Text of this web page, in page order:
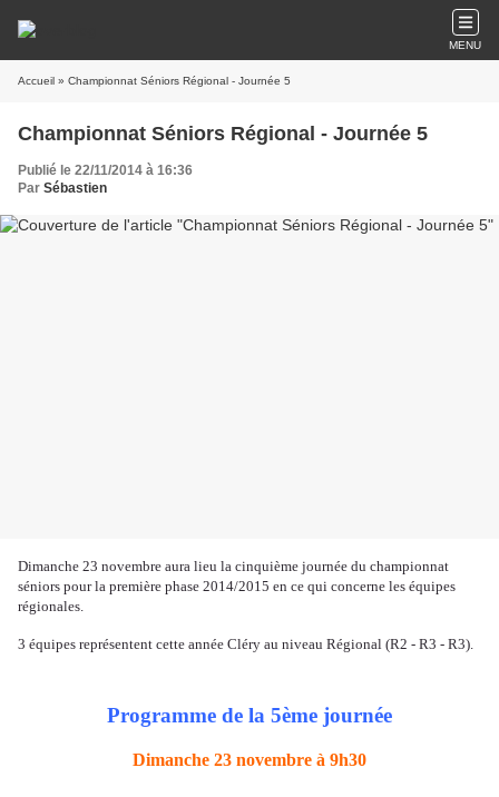
MENU
Accueil » Championnat Séniors Régional - Journée 5
Championnat Séniors Régional - Journée 5
Publié le 22/11/2014 à 16:36
Par Sébastien
Dimanche 23 novembre aura lieu la cinquième journée du championnat
séniors pour la première phase 2014/2015 en ce qui concerne les équipes
régionales.
3 équipes représentent cette année Cléry au niveau Régional (R2 - R3 - R3).
Programme de la 5ème journée
Dimanche 23 novembre à 9h30